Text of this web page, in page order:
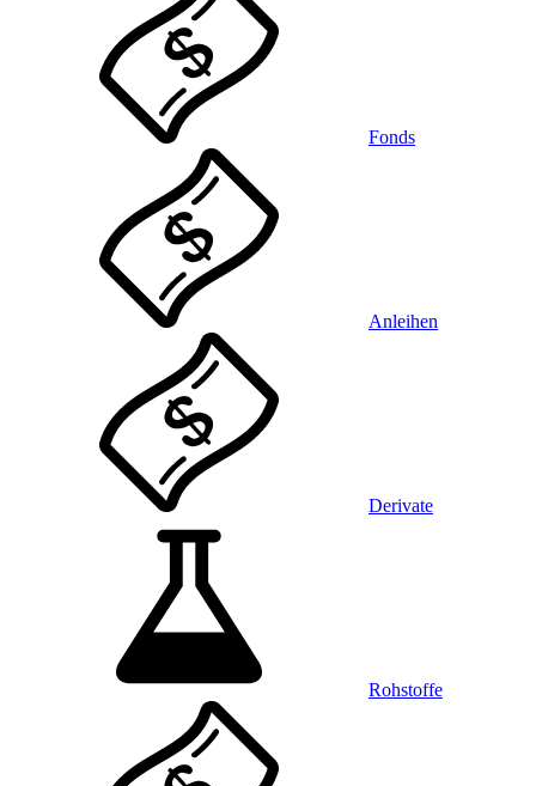
Fonds
Anleihen
Derivate
Rohstoffe